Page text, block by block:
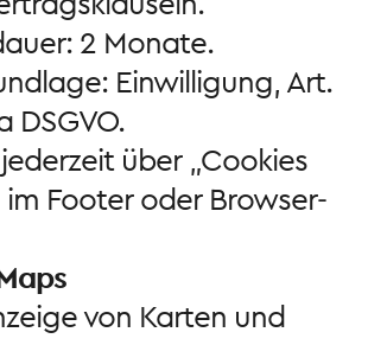
2 Monate.
Einwilligung, Art.
DSGVO.
über „Cookies
Footer oder Browser-
von Karten und